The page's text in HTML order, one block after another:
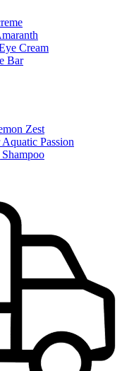
Cream
Bar
Zest
Passion